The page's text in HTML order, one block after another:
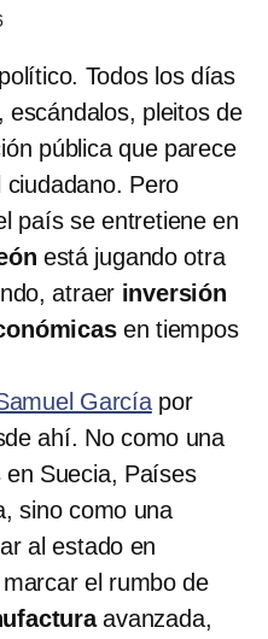
Todos los días
escándalos, pleitos de
pública que parece
Pero
país se entretiene en
está jugando otra
atraer inversión
en tiempos
Garcíapor
ahí. No como una
Suecia, Países
sino como una
al estado en
el rumbo de
avanzada,